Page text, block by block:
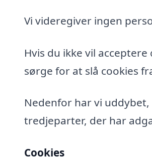
Vi videregiver ingen
Hvis du ikke vil
sørge for at slå cookies
Nedenfor har vi
tredjeparter, der har
Cookies